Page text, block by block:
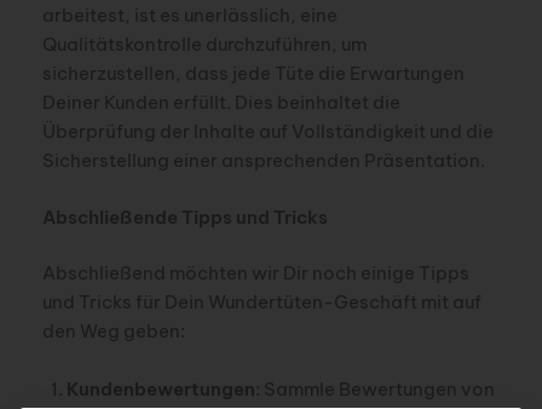
arbeitest, ist es unerlässlich, eine
Qualitätskontrolle durchzuführen, um
sicherzustellen, dass jede Tüte die Erwartungen
Deiner Kunden erfüllt. Dies beinhaltet die
Überprüfung der Inhalte auf Vollständigkeit und die
Sicherstellung einer ansprechenden Präsentation.
Abschließende Tipps und Tricks
Abschließend möchten wir Dir noch einige Tipps
und Tricks für Dein Wundertüten-Geschäft mit auf
den Weg geben:
Kundenbewertungen : Sammle Bewertungen von